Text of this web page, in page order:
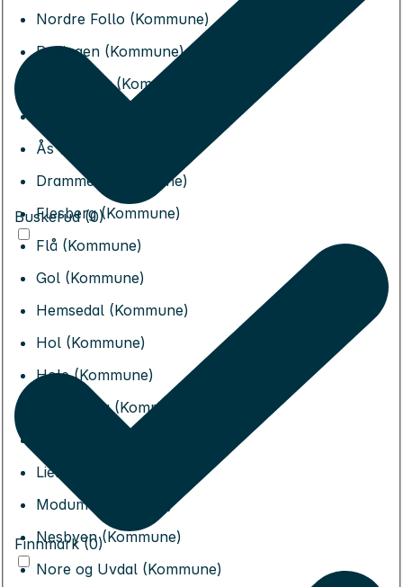
Nordre Follo (Kommune)
Rælingen (Kommune)
Ullensaker (Kommune)
Ås (Kommune)
Drammen (Kommune)
Flesberg (Kommune)
Flå (Kommune)
Gol (Kommune)
Hemsedal (Kommune)
Hol (Kommune)
Hole (Kommune)
Kongsberg (Kommune)
Lier (Kommune)
Modum (Kommune)
Nesbyen (Kommune)
Nore og Uvdal (Kommune)
Buskerud (0)
Finnmark (0)